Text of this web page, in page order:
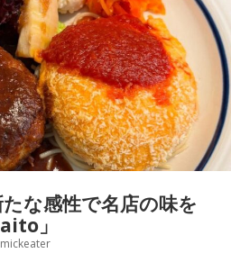
たな感性で名店の味を
」
mickeater